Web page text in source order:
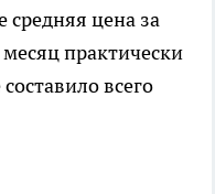
средняя цена за
практически
всего